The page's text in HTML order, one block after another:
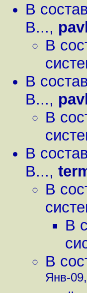
В
B...,
В
В
B...,
В
В
B...,
В
В
В
Янв-